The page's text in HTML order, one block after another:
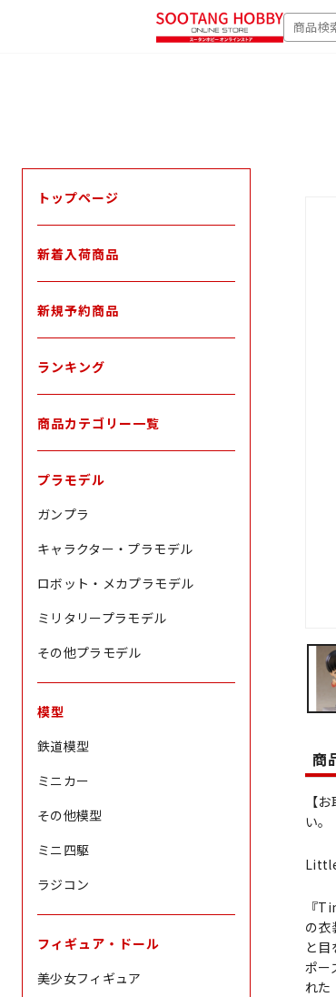
SEARCH
トップページ
新着入荷商品
新規予約商品
ランキング
商品カテゴリー一覧
プラモデル
ガンプラ
キャラクター・プラモデル
ロボット・メカプラモデル
ミリタリープラモデル
その他プラモデル
模型
鉄道模型
ミニカー
その他模型
ミニ四駆
ラジコン
フィギュア・ドール
美少女フィギュア
商
【
い。
『
の衣
と
ポー
れた